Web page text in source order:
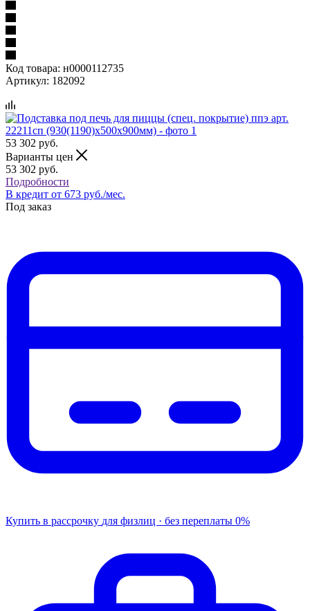
Код товара: н0000112735
Артикул: 182092
53 302 руб.
Варианты цен
53 302 руб.
Подробности
В кредит от 673 руб./мес.
Под заказ
Купить в рассрочку для физлиц · без переплаты 0%